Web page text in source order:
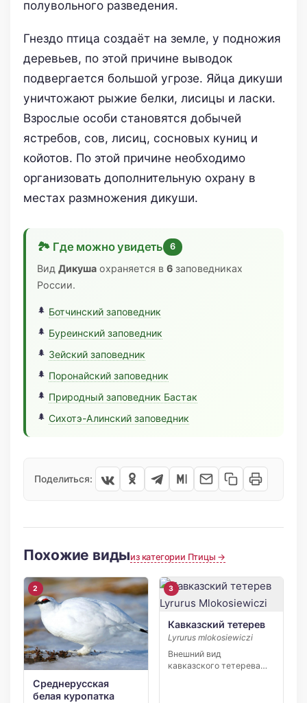
полувольного разведения.
Гнездо птица создаёт на земле, у подножия
деревьев, по этой причине выводок
подвергается большой угрозе. Яйца дикуши
уничтожают рыжие белки, лисицы и ласки.
Взрослые особи становятся добычей
ястребов, сов, лисиц, сосновых куниц и
койотов. По этой причине необходимо
организовать дополнительную охрану в
местах размножения дикуши.
🏞 Где можно увидеть 6
ВидДикуша охраняется в6 заповедниках
России.
Ботчинский заповедник
Буреинский заповедник
Зейский заповедник
Поронайский заповедник
Природный заповедник Бастак
Сихотэ-Алинский заповедник
Поделиться:
Похожие видыиз категории Птицы →
2
Среднерусская
белая куропатка
3
Кавказский тетерев
Lyrurus mlokosiewiczi
Внешний вид
кавказского тетерева